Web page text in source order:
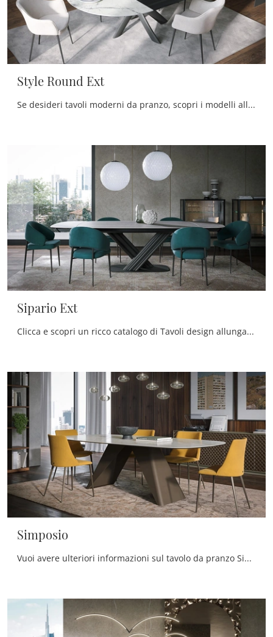
Style Round Ext
Se desideri tavoli moderni da pranzo, scopri i modelli allungabili di Tonin Casa: clicca e scopri il modello Style Round Ext in ceramica.
Sipario Ext
Clicca e scopri un ricco catalogo di Tavoli design allungabili da pranzo! Il modello Sipario Ext di Tonin Casa ti aspetta.
Simposio
Vuoi avere ulteriori informazioni sul tavolo da pranzo Simposio di Tonin Casa? Clicca e ottieni informazioni sui modelli fissi del brand.